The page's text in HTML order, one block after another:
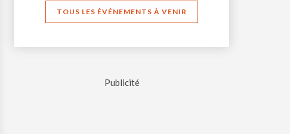
TOUS LES ÉVÉNEMENTS À VENIR
Publicité